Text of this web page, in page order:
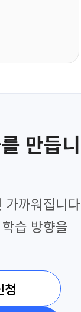
만듭니
가까워집니
습 방향을
청